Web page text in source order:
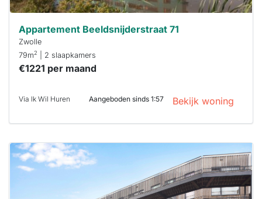
Appartement Beeldsnijderstraat 71
Zwolle
79m2 | 2 slaapkamers
€1221 per maand
Via Ik Wil Huren Aangeboden sinds 1:57 Bekijk woning
Deze woning